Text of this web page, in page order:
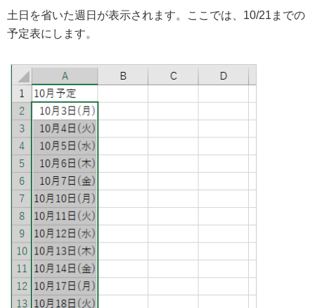
土日を省いた週日が表示されます。ここでは、10/21までの
予定表にします。